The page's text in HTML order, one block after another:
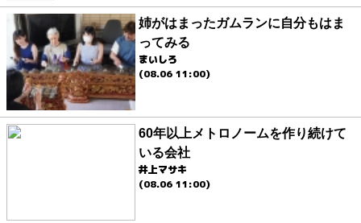
姉がはまったガムランに自分もはま
ってみる
まいしろ
(08.06 11:00)
60年以上メトロノームを作り続けて
いる会社
井上マサキ
(08.06 11:00)